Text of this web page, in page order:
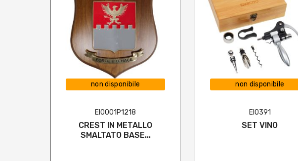
non disponibile
EI0001P1218
CREST IN METALLO
SMALTATO BASE...
non disponibile
EI0391
SET VINO